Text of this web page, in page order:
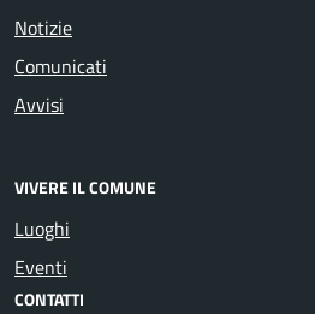
Notizie
Comunicati
Avvisi
VIVERE IL COMUNE
Luoghi
Eventi
CONTATTI